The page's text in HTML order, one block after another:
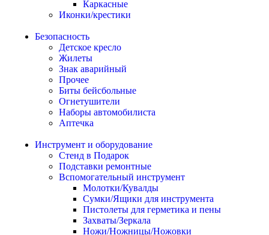
Каркасные
Иконки/крестики
Безопасность
Детское кресло
Жилеты
Знак аварийный
Прочее
Биты бейсбольные
Огнетушители
Наборы автомобилиста
Аптечка
Инструмент и оборудование
Стенд в Подарок
Подставки ремонтные
Вспомогательный инструмент
Молотки/Кувалды
Сумки/Ящики для инструмента
Пистолеты для герметика и пены
Захваты/Зеркала
Ножи/Ножницы/Ножовки